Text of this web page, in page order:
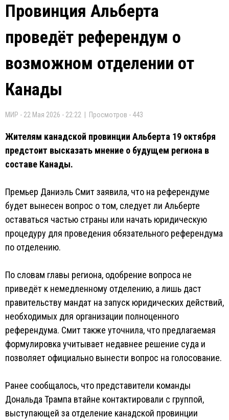
Провинция Альберта
проведёт референдум о
возможном отделении от
Канады
МИР - 22 Мая 2026 - 22:22 | Просмотров - 443
Жителям канадской провинции Альберта 19 октября
предстоит высказать мнение о будущем региона в
составе Канады.
Премьер Даниэль Смит заявила, что на референдуме
будет вынесен вопрос о том, следует ли Альберте
оставаться частью страны или начать юридическую
процедуру для проведения обязательного референдума
по отделению.
По словам главы региона, одобрение вопроса не
приведёт к немедленному отделению, а лишь даст
правительству мандат на запуск юридических действий,
необходимых для организации полноценного
референдума. Смит также уточнила, что предлагаемая
формулировка учитывает недавнее решение суда и
позволяет официально вынести вопрос на голосование.
Ранее сообщалось, что представители команды
Дональда Трампа втайне контактировали с группой,
выступающей за отделение канадской провинции